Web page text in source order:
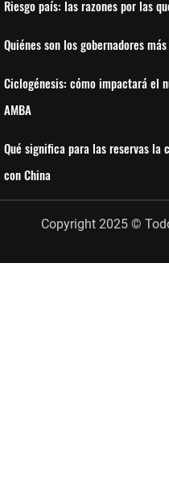
Riesgo país: las razones por las
Quiénes son los gobernadores
Ciclogénesis: cómo impactará el
AMBA
Qué significa para las reservas la
con China
Copyright 2025 ©